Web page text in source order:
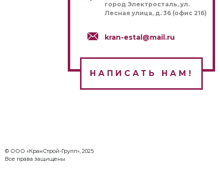
город Электросталь, ул.
Лесная улица, д. 36 (офис 216)
kran-estal@mail.ru
НАПИСАТЬ НАМ!
© ООО «КранСтрой-Групп», 2025
Все права защищены